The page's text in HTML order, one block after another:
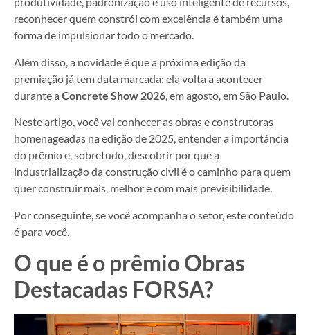
reconhecer quem constrói com excelência é também uma
forma de impulsionar todo o mercado.
Além disso, a novidade é que a próxima edição da
premiação já tem data marcada: ela volta a acontecer
durante a Concrete Show 2026 , em agosto, em São Paulo.
Neste artigo, você vai conhecer as obras e construtoras
homenageadas na edição de 2025, entender a importância
do prêmio e, sobretudo, descobrir por que a
industrialização da construção civil é o caminho para quem
quer construir mais, melhor e com mais previsibilidade.
Por conseguinte, se você acompanha o setor, este conteúdo
é para você.
O que é o prêmio Obras
Destacadas FORSA?